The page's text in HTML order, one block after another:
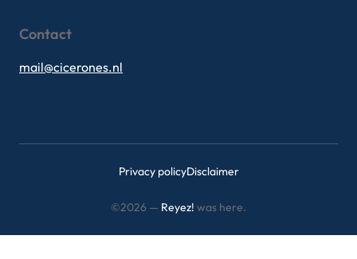
Contact
mail@cicerones.nl
Privacy policyDisclaimer
©2026 — Reyez! was here.